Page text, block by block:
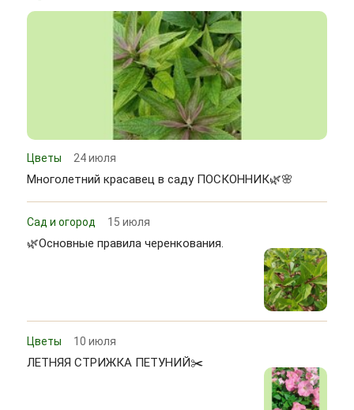
Цветы 24 июля
Многолетний красавец в саду ПОСКОННИК🌿🌸
Сад и огород 15 июля
🌿Основные правила черенкования.
Цветы 10 июля
ЛЕТНЯЯ СТРИЖКА ПЕТУНИЙ✂️